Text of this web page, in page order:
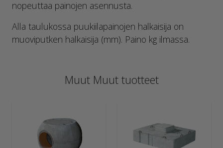
nopeuttaa painojen asennusta.
Alla taulukossa puukiilapainojen halkaisija on
muoviputken halkaisija (mm). Paino kg ilmassa.
Muut Muut tuotteet